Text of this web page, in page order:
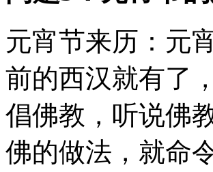
元宵节来历：元
前的西汉就有了
倡佛教，听说佛
佛的做法，就命